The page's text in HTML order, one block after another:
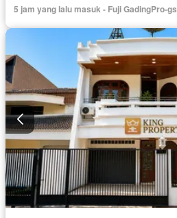
Halaman
Sebagian perabotan
5 jam yang lalu masuk - Fuji GadingPro-gs